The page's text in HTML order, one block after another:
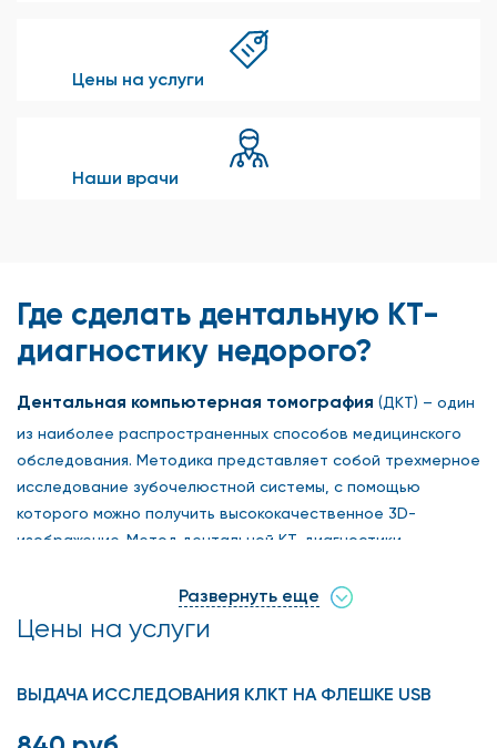
Цены на услуги
Наши врачи
Где сделать дентальную КТ-
диагностику недорого?
Дентальная компьютерная томография (ДКТ) – один
из наиболее распространенных способов медицинского
обследования. Методика представляет собой трехмерное
исследование зубочелюстной системы, с помощью
которого можно получить высококачественное 3D-
изображение. Метод дентальной КТ-диагностики
наблюдать нюансы строения и формы изменений внутри
зубочелюстной системы и разрабатывать эффективную
стратегию лечения стоматологических патологий.
Чем вам поможет дентальная
Развернуть еще
Цены на услуги
ВЫДАЧА ИССЛЕДОВАНИЯ КЛКТ НА ФЛЕШКЕ USB